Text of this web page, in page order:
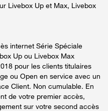
Livebox Up et Max, Livebox
internet Série Spéciale
Up ou Livebox Max
pour les clients titulaires
ou Open en service avec un
Client. Non cumulable. En
de votre premier accès,
sur votre second accès